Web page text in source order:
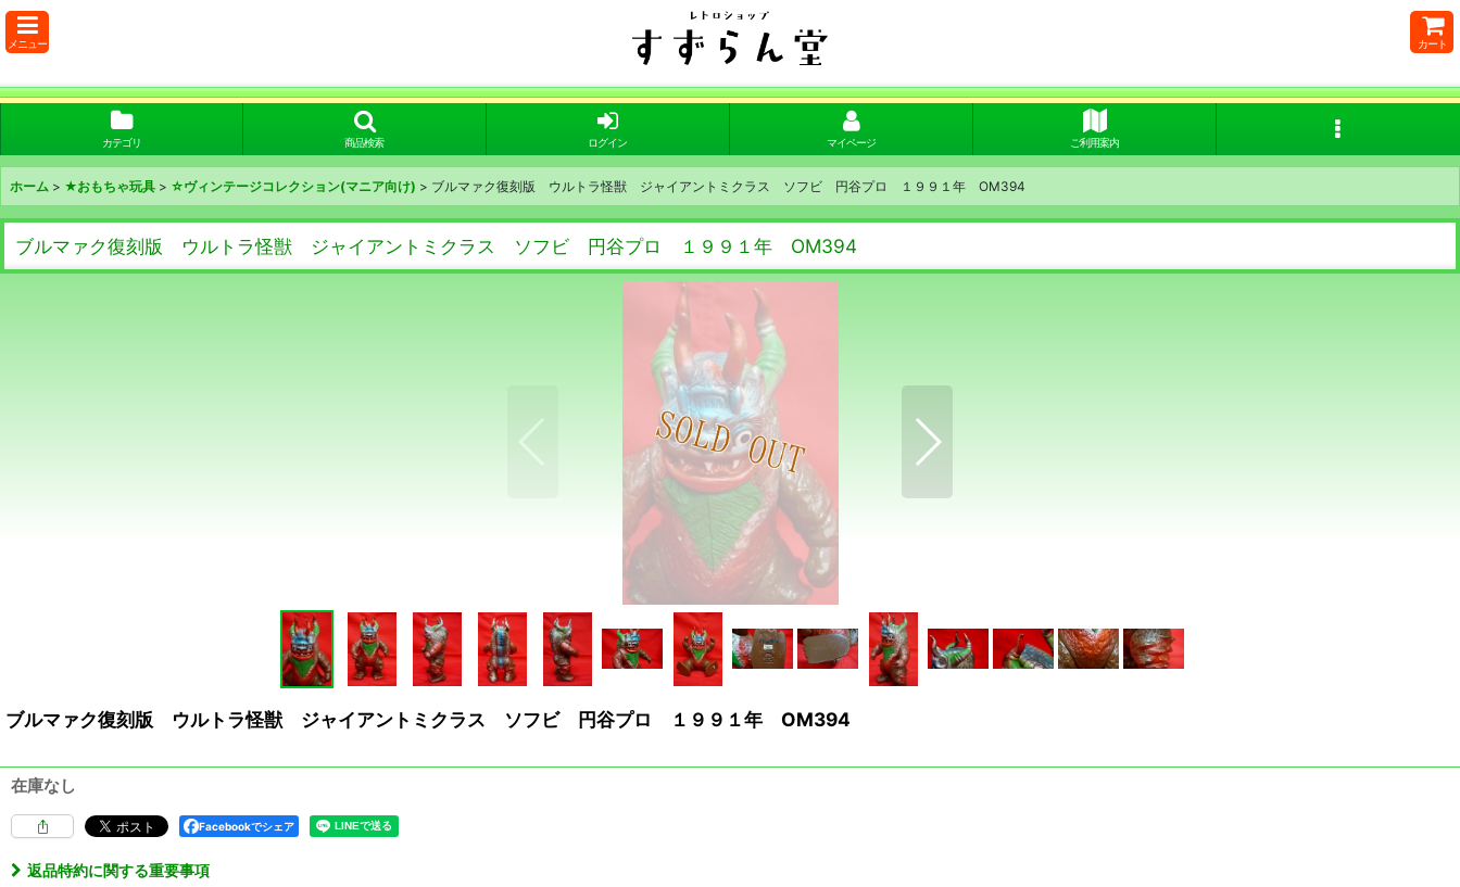
メニュー カート
カテゴリ 商品検索 ログイン マイページ ご利用案内
ホーム > ★おもちゃ玩具 > ☆ヴィンテージコレクション(マニア向け) > ブルマァク復刻版 ウルトラ怪獣 ジャイアントミクラス ソフビ 円谷プロ １９９１年 OM394
ブルマァク復刻版 ウルトラ怪獣 ジャイアントミクラス ソフビ 円谷プロ １９９１年 OM394
ブルマァク復刻版 ウルトラ怪獣 ジャイアントミクラス ソフビ 円谷プロ １９９１年 OM394
在庫なし
Facebookでシェア
返品特約に関する重要事項